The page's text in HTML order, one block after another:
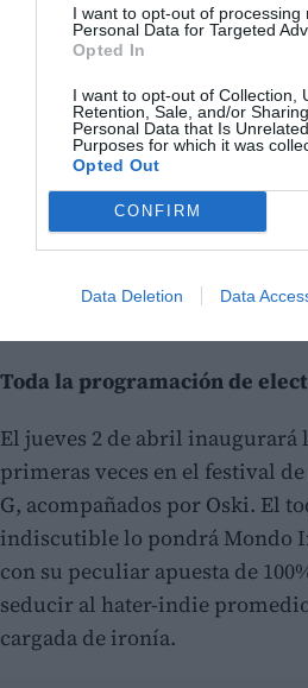
I want to opt-out of processing
Personal Data for Targeted
Opted In
I want to opt-out of Collection,
Retention, Sale, and/or
Personal Data that Is
Purposes for which it was
Opted Out
CONFIRM
Data Deletion Data
Toda la programación de
El jueves 2 de abril inaugurará
primeras veces en el festival
G, acompañados por Oski. El
indiscutible lo pondrá Mondo
con su peculiar apuesta de
seducir al hater-indie
cargada de ironía.